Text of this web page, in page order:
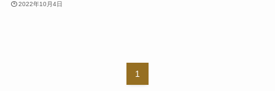
2022年10月4日
1